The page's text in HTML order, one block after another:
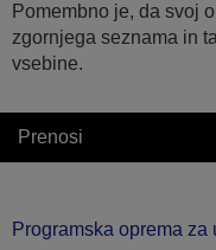
Pomembno je, da svoj
zgornjega seznama in
vsebine.
Prenosi
Programska oprema za